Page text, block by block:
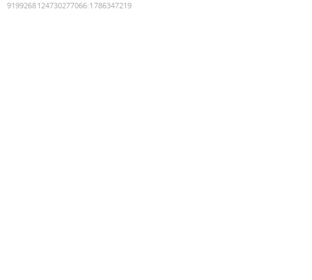
9199268124730277066:1786347219